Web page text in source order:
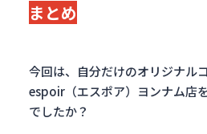
まとめ
今回は、自分だけのオリジナル
espoir（エスポア）ヨンナム店
でしたか？